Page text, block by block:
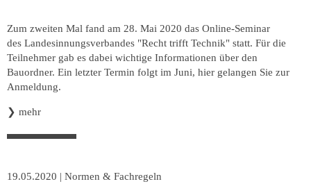
Innung
Zum zweiten Mal fand am 28. Mai 2020 das Online-Seminar
des Landesinnungsverbandes "Recht trifft Technik" statt. Für die
Teilnehmer gab es dabei wichtige Informationen über den
Bauordner. Ein letzter Termin folgt im Juni, hier gelangen Sie zur
Anmeldung.
❯ mehr
19.05.2020 | Normen & Fachregeln